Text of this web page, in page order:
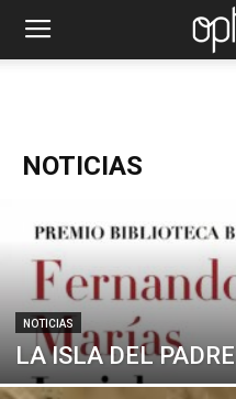
NOTICIAS
NOTICIAS
LA ISLA DEL PADRE